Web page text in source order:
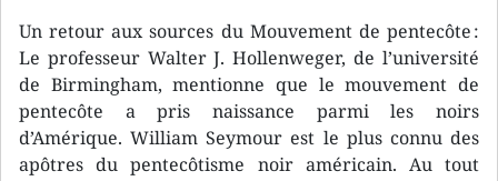
Un retour aux sources du Mouvement de pentecôte :
Le professeur Walter J. Hollenweger, de l’université
de Birmingham, mentionne que le mouvement de
pentecôte a pris naissance parmi les noirs
d’Amérique. William Seymour est le plus connu des
apôtres du pentecôtisme noir américain. Au tout